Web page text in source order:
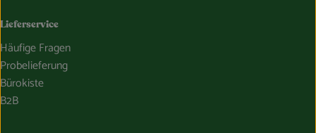
Lieferservice
Häufige Fragen
Probelieferung
Bürokiste
B2B